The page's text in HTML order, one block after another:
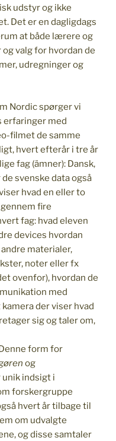
udstyr og ikke
Det er en dagligdags
at både lærere og
valg for hvordan de
udregninger og
Nordic spørger vi
erfaringer med
filmet de samme
hvert efterår i tre år
fag (ämner): Dansk,
svenske data også
hvad en eller to
fire
fag: hvad eleven
devices hvordan
materialer,
noter eller fx
ovenfor), hvordan de
med
der viser hvad
sig og taler om,
form for
og
indsigt i
forskergruppe
hvert år tilbage til
om udvalgte
og disse samtaler